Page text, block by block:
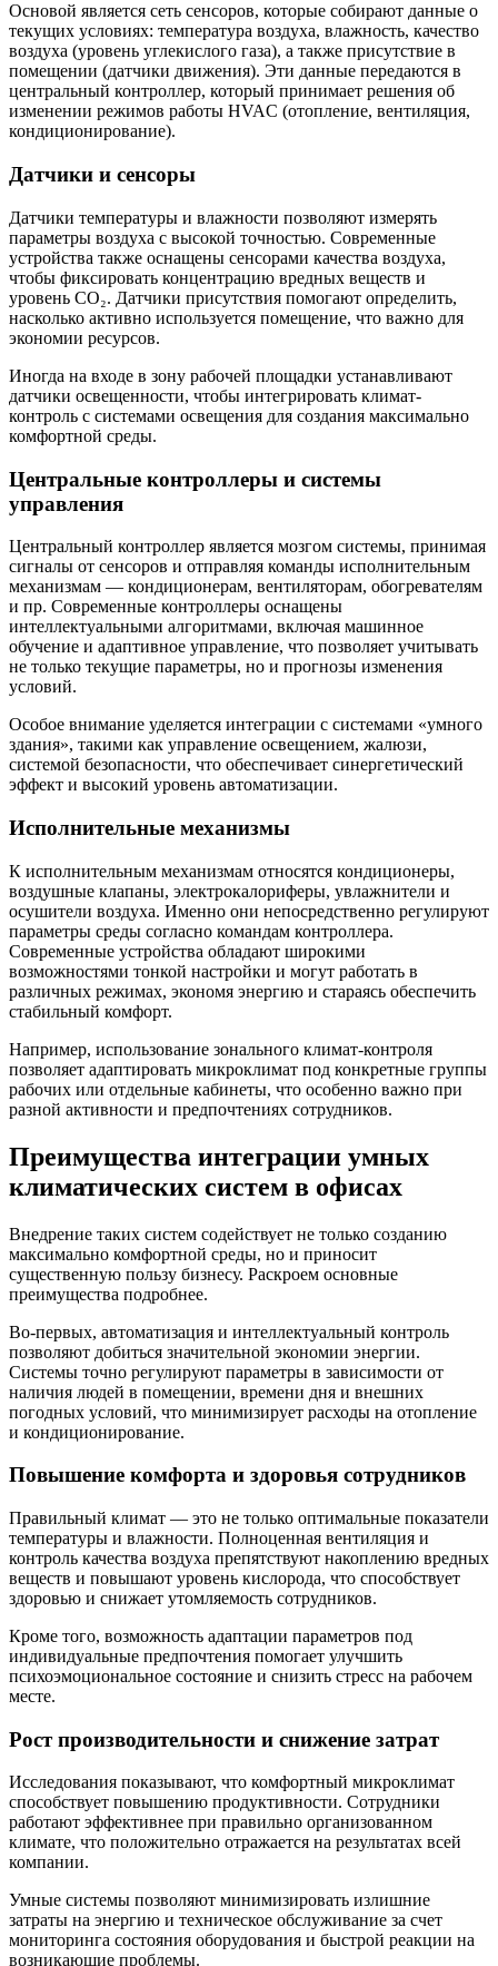
Основой является сеть сенсоров, которые собирают данные о
текущих условиях: температура воздуха, влажность, качество
воздуха (уровень углекислого газа), а также присутствие в
помещении (датчики движения). Эти данные передаются в
центральный контроллер, который принимает решения об
изменении режимов работы HVAC (отопление, вентиляция,
кондиционирование).
Датчики и сенсоры
Датчики температуры и влажности позволяют измерять
параметры воздуха с высокой точностью. Современные
устройства также оснащены сенсорами качества воздуха,
чтобы фиксировать концентрацию вредных веществ и
уровень CO₂. Датчики присутствия помогают определить,
насколько активно используется помещение, что важно для
экономии ресурсов.
Иногда на входе в зону рабочей площадки устанавливают
датчики освещенности, чтобы интегрировать климат-
контроль с системами освещения для создания максимально
комфортной среды.
Центральные контроллеры и системы
управления
Центральный контроллер является мозгом системы, принимая
сигналы от сенсоров и отправляя команды исполнительным
механизмам — кондиционерам, вентиляторам, обогревателям
и пр. Современные контроллеры оснащены
интеллектуальными алгоритмами, включая машинное
обучение и адаптивное управление, что позволяет учитывать
не только текущие параметры, но и прогнозы изменения
условий.
Особое внимание уделяется интеграции с системами «умного
здания», такими как управление освещением, жалюзи,
системой безопасности, что обеспечивает синергетический
эффект и высокий уровень автоматизации.
Исполнительные механизмы
К исполнительным механизмам относятся кондиционеры,
воздушные клапаны, электрокалориферы, увлажнители и
осушители воздуха. Именно они непосредственно регулируют
параметры среды согласно командам контроллера.
Современные устройства обладают широкими
возможностями тонкой настройки и могут работать в
различных режимах, экономя энергию и стараясь обеспечить
стабильный комфорт.
Например, использование зонального климат-контроля
позволяет адаптировать микроклимат под конкретные группы
рабочих или отдельные кабинеты, что особенно важно при
разной активности и предпочтениях сотрудников.
Преимущества интеграции умных
климатических систем в офисах
Внедрение таких систем содействует не только созданию
максимально комфортной среды, но и приносит
существенную пользу бизнесу. Раскроем основные
преимущества подробнее.
Во-первых, автоматизация и интеллектуальный контроль
позволяют добиться значительной экономии энергии.
Системы точно регулируют параметры в зависимости от
наличия людей в помещении, времени дня и внешних
погодных условий, что минимизирует расходы на отопление
и кондиционирование.
Повышение комфорта и здоровья сотрудников
Правильный климат — это не только оптимальные показатели
температуры и влажности. Полноценная вентиляция и
контроль качества воздуха препятствуют накоплению вредных
веществ и повышают уровень кислорода, что способствует
здоровью и снижает утомляемость сотрудников.
Кроме того, возможность адаптации параметров под
индивидуальные предпочтения помогает улучшить
психоэмоциональное состояние и снизить стресс на рабочем
месте.
Рост производительности и снижение затрат
Исследования показывают, что комфортный микроклимат
способствует повышению продуктивности. Сотрудники
работают эффективнее при правильно организованном
климате, что положительно отражается на результатах всей
компании.
Умные системы позволяют минимизировать излишние
затраты на энергию и техническое обслуживание за счет
мониторинга состояния оборудования и быстрой реакции на
возникающие проблемы.